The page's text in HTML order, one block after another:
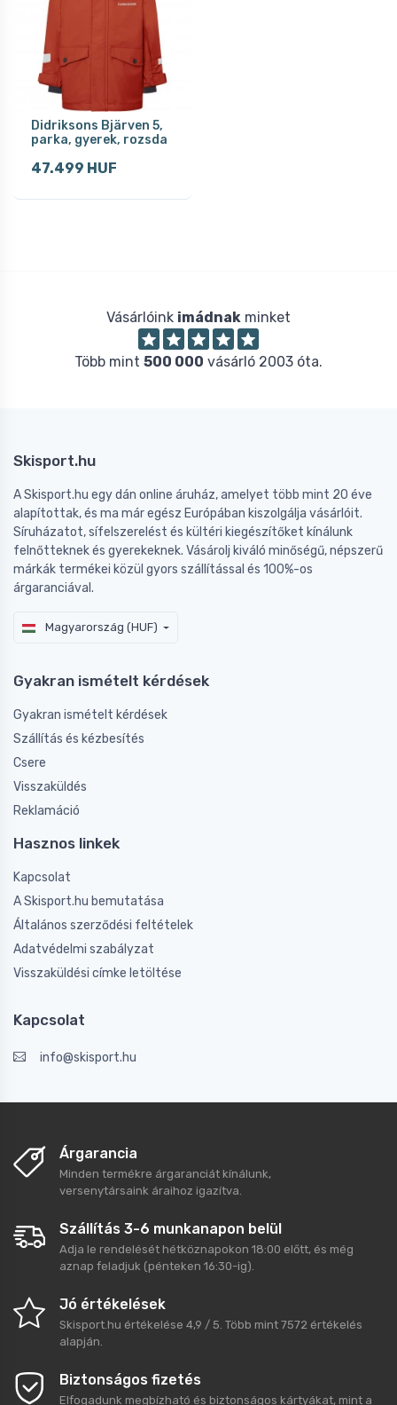
Didriksons Bjärven 5,
parka, gyerek, rozsda
47.499 HUF
Vásárlóink imádnak minket
Több mint 500 000 vásárló 2003 óta.
Skisport.hu
A Skisport.hu egy dán online áruház, amelyet több mint 20 éve
alapítottak, és ma már egész Európában kiszolgálja vásárlóit.
Síruházatot, sífelszerelést és kültéri kiegészítőket kínálunk
felnőtteknek és gyerekeknek. Vásárolj kiváló minőségű, népszerű
márkák termékei közül gyors szállítással és 100%-os
árgaranciával.
Magyarország (HUF)
Gyakran ismételt kérdések
Gyakran ismételt kérdések
Szállítás és kézbesítés
Csere
Visszaküldés
Reklamáció
Hasznos linkek
Kapcsolat
A Skisport.hu bemutatása
Általános szerződési feltételek
Adatvédelmi szabályzat
Visszaküldési címke letöltése
Kapcsolat
info@skisport.hu
Árgarancia
Minden termékre árgaranciát kínálunk,
versenytársaink áraihoz igazítva.
Szállítás 3-6 munkanapon belül
Adja le rendelését hétköznapokon 18:00 előtt, és még
aznap feladjuk (pénteken 16:30-ig).
Jó értékelések
Skisport.hu értékelése 4,9 / 5. Több mint 7572 értékelés
alapján.
Biztonságos fizetés
Elfogadunk megbízható és biztonságos kártyákat, mint a